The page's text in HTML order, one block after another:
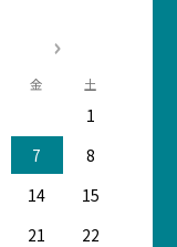
金 土
1
7
8
14
15
21
22